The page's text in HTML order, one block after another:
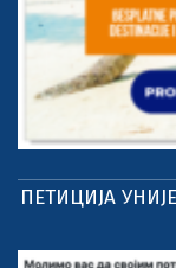
ПЕТИЦИЈА